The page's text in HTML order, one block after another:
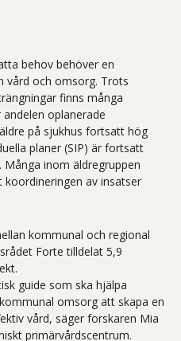
behov behöver en
vård och omsorg. Trots
finns många
oplanerade
på sjukhus fortsatt hög
planer (SIP) är fortsatt
inom äldregruppen
av insatser
kommunal och regional
Forte tilldelat 5,9
guide som ska hjälpa
omsorg att skapa en
vård, säger forskaren Mia
primärvårdscentrum.